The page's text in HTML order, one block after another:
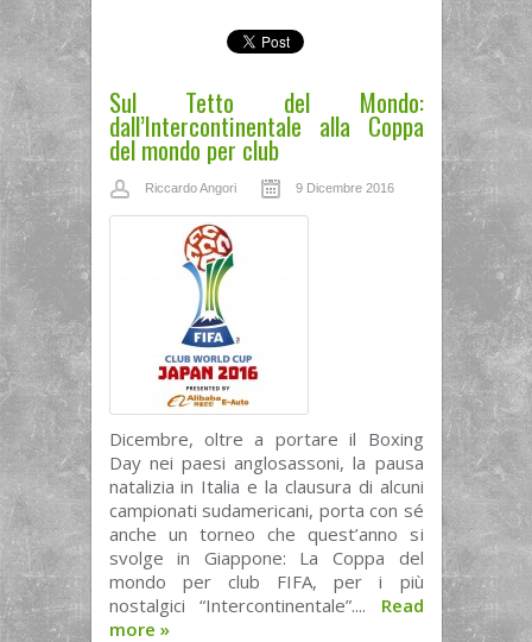
Sul Tetto del Mondo:
dall’Intercontinentale alla Coppa
del mondo per club
Riccardo Angori 9 Dicembre 2016
Dicembre, oltre a portare il Boxing
Day nei paesi anglosassoni, la pausa
natalizia in Italia e la clausura di alcuni
campionati sudamericani, porta con sé
anche un torneo che quest’anno si
svolge in Giappone: La Coppa del
mondo per club FIFA, per i più
nostalgici “Intercontinentale”.... Read
more »